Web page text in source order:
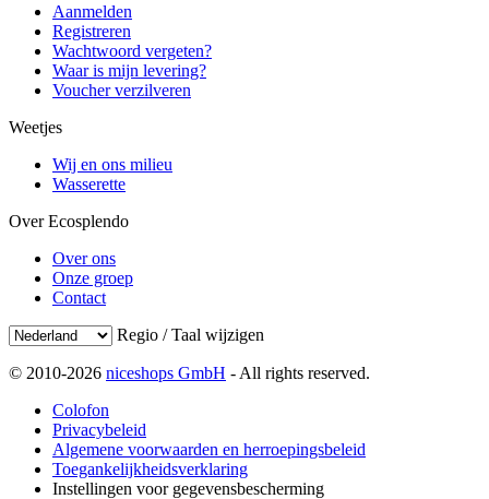
Aanmelden
Registreren
Wachtwoord vergeten?
Waar is mijn levering?
Voucher verzilveren
Weetjes
Wij en ons milieu
Wasserette
Over Ecosplendo
Over ons
Onze groep
Contact
Regio / Taal wijzigen
© 2010-2026 niceshops GmbH - All rights reserved.
Colofon
Privacybeleid
Algemene voorwaarden en herroepingsbeleid
Toegankelijkheidsverklaring
Instellingen voor gegevensbescherming